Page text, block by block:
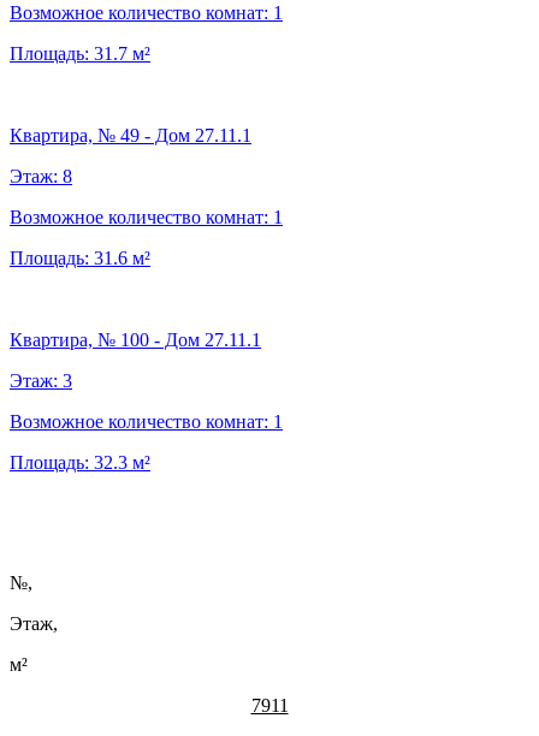
Возможное количество комнат: 1
Площадь: 31.7 м²
Квартира, № 49 - Дом 27.11.1
Этаж: 8
Возможное количество комнат: 1
Площадь: 31.6 м²
Квартира, № 100 - Дом 27.11.1
Этаж: 3
Возможное количество комнат: 1
Площадь: 32.3 м²
№,
Этаж,
м²
7911